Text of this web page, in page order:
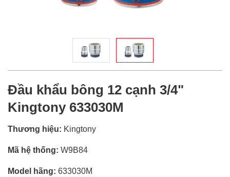
Đầu khẩu bông 12 cạnh 3/4"
Kingtony 633030M
Thương hiệu: Kingtony
Mã hệ thống: W9B84
Model hãng: 633030M